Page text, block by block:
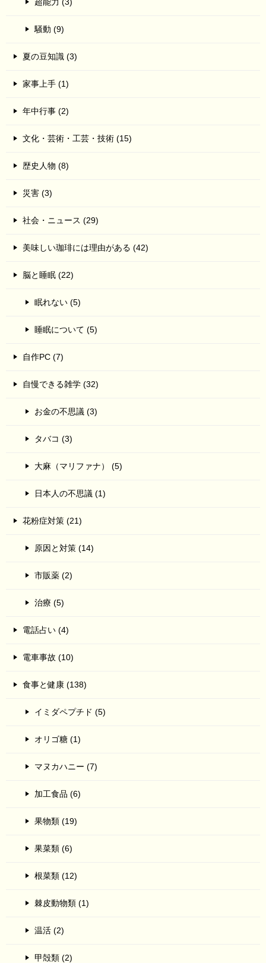
騒動 (9)
夏の豆知識 (3)
家事上手 (1)
年中行事 (2)
文化・芸術・工芸・技術 (15)
歴史人物 (8)
災害 (3)
社会・ニュース (29)
美味しい珈琲には理由がある (42)
脳と睡眠 (22)
眠れない (5)
睡眠について (5)
自作PC (7)
自慢できる雑学 (32)
お金の不思議 (3)
タバコ (3)
大麻（マリファナ） (5)
日本人の不思議 (1)
花粉症対策 (21)
原因と対策 (14)
市販薬 (2)
治療 (5)
電話占い (4)
電車事故 (10)
食事と健康 (138)
イミダペプチド (5)
オリゴ糖 (1)
マヌカハニー (7)
加工食品 (6)
果物類 (19)
果菜類 (6)
根菜類 (12)
棘皮動物類 (1)
温活 (2)
甲殻類 (2)